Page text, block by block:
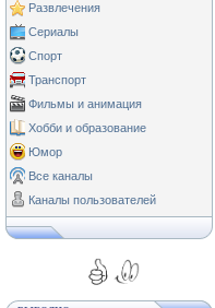
Развлечения
Сериалы
Спорт
Транспорт
Фильмы и анимация
Хобби и образование
Юмор
Все каналы
Каналы пользователей